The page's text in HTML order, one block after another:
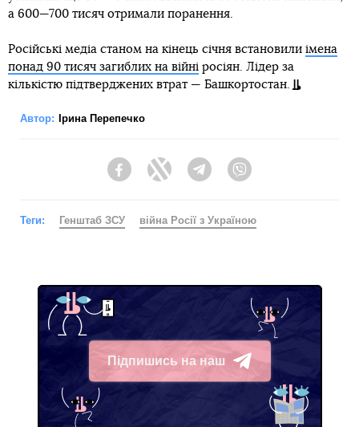
а 600—700 тисяч отримали поранення.
Російські медіа станом на кінець січня встановили імена
понад 90 тисяч загиблих на війні росіян. Лідер за
кількістю підтверджених втрат — Башкортостан.
Автор: Ірина Перепечко
FacebookTwitter Telegram
Теги: Генштаб ЗСУ війна Росії з Україною
Підпишись на наш
Telegram